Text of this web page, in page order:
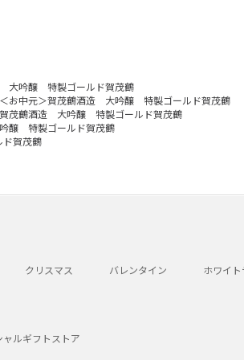
大吟醸 特製ゴールド賀茂鶴
＜お中元＞賀茂鶴酒造 大吟醸 特製ゴールド賀茂鶴
茂鶴酒造 大吟醸 特製ゴールド賀茂鶴
醸 特製ゴールド賀茂鶴
賀茂鶴
クリスマス バレンタイン ホワイ
ャルギフトストア